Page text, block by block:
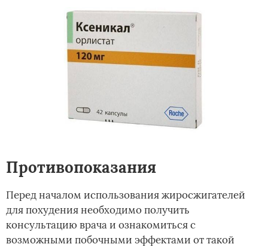
Противопоказания
Перед началом использования жиросжигателей
для похудения необходимо получить
консультацию врача и ознакомиться с
возможными побочными эффектами от такой